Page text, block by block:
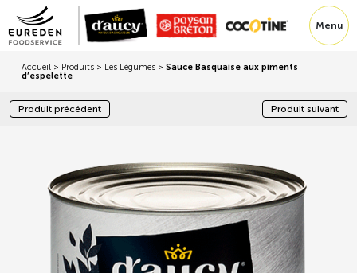
Menu
Accueil > Produits > Les Légumes > Sauce Basquaise aux piments
d’espelette
Produit précédent Produit suivant